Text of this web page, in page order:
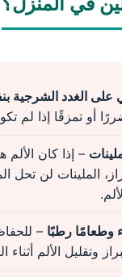
على الغدد الشرجية
أو تمزقًا إذا لم
– إذا كان
الملينات لن تحل
وطعامًا رطبًا –
وتقليل الألم أثناء